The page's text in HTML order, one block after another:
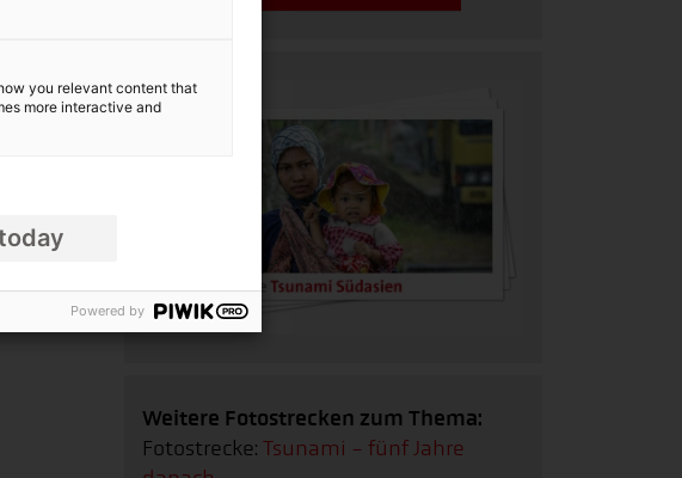
Weitere Fotostrecken zum Thema:
Fotostrecke: Tsunami - fünf Jahre
you relevant content that
more interactive and
Powered by